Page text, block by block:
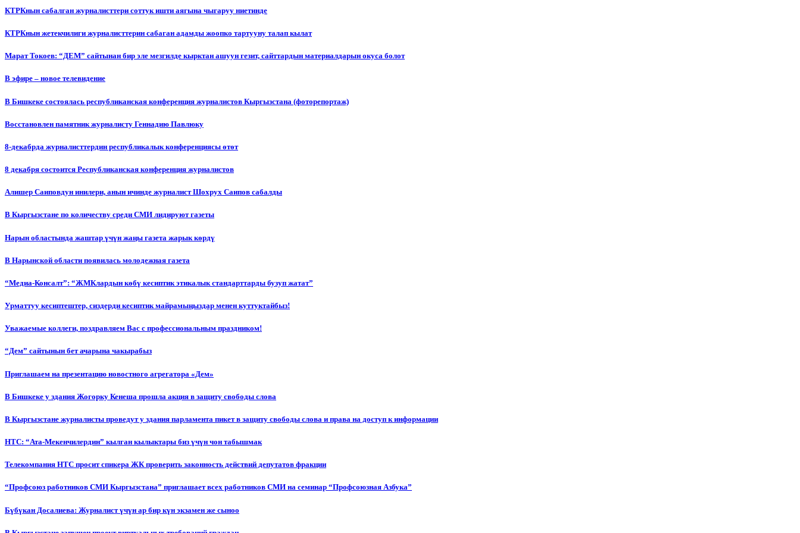
КТРКнын сабалган журналисттери соттук ишти аягына чыгаруу ниетинде
КТРКнын жетекчилиги журналисттерин сабаган адамды жоопко тартууну талап кылат
Марат Токоев: “ДЕМ” сайтынан бир эле мезгилде кырктан ашуун гезит, сайттардын материалдарын окуса болот
В эфире – новое телевидение
В Бишкеке состоялась республиканская конференция журналистов Кыргызстана (фоторепортаж)
Восстановлен памятник журналисту Геннадию Павлюку
8-декабрда журналисттердин республикалык конференциясы өтөт
8 декабря состоится Республиканская конференция журналистов
Алишер Саиповдун инилери, анын ичинде журналист Шохрух Саипов сабалды
В Кыргызстане по количеству среди СМИ лидируют газеты
Нарын областында жаштар үчүн жаңы газета жарык көрдү
В Нарынской области появилась молодежная газета
“Медиа-Консалт”: “ЖМКлардын көбү кесиптик этикалык стандарттарды бузуп жатат”
Урматтуу кесиптештер, сиздерди кесиптик майрамыңыздар менен куттуктайбыз!
Уважаемые коллеги, поздравляем Вас с профессиональным праздником!
“Дем” сайтынын бет ачарына чакырабыз
Приглашаем на презентацию новостного агрегатора «Дем»
В Бишкеке у здания Жогорку Кенеша прошла акция в защиту свободы слова
В Кыргызстане журналисты проведут у здания парламента пикет в защиту свободы слова и права на доступ к информации
НТС: “Ата-Мекенчилердин” кылган кылыктары биз үчүн чон табышмак
Телекомпания НТС просит спикера ЖК проверить законность действий депутатов фракции
“Профсоюз работников СМИ Кыргызстана” приглашает всех работников СМИ на семинар “Профсоюзная Азбука”
Бүбүкан Досалиева: Журналист үчүн ар бир күн экзамен же сыноо